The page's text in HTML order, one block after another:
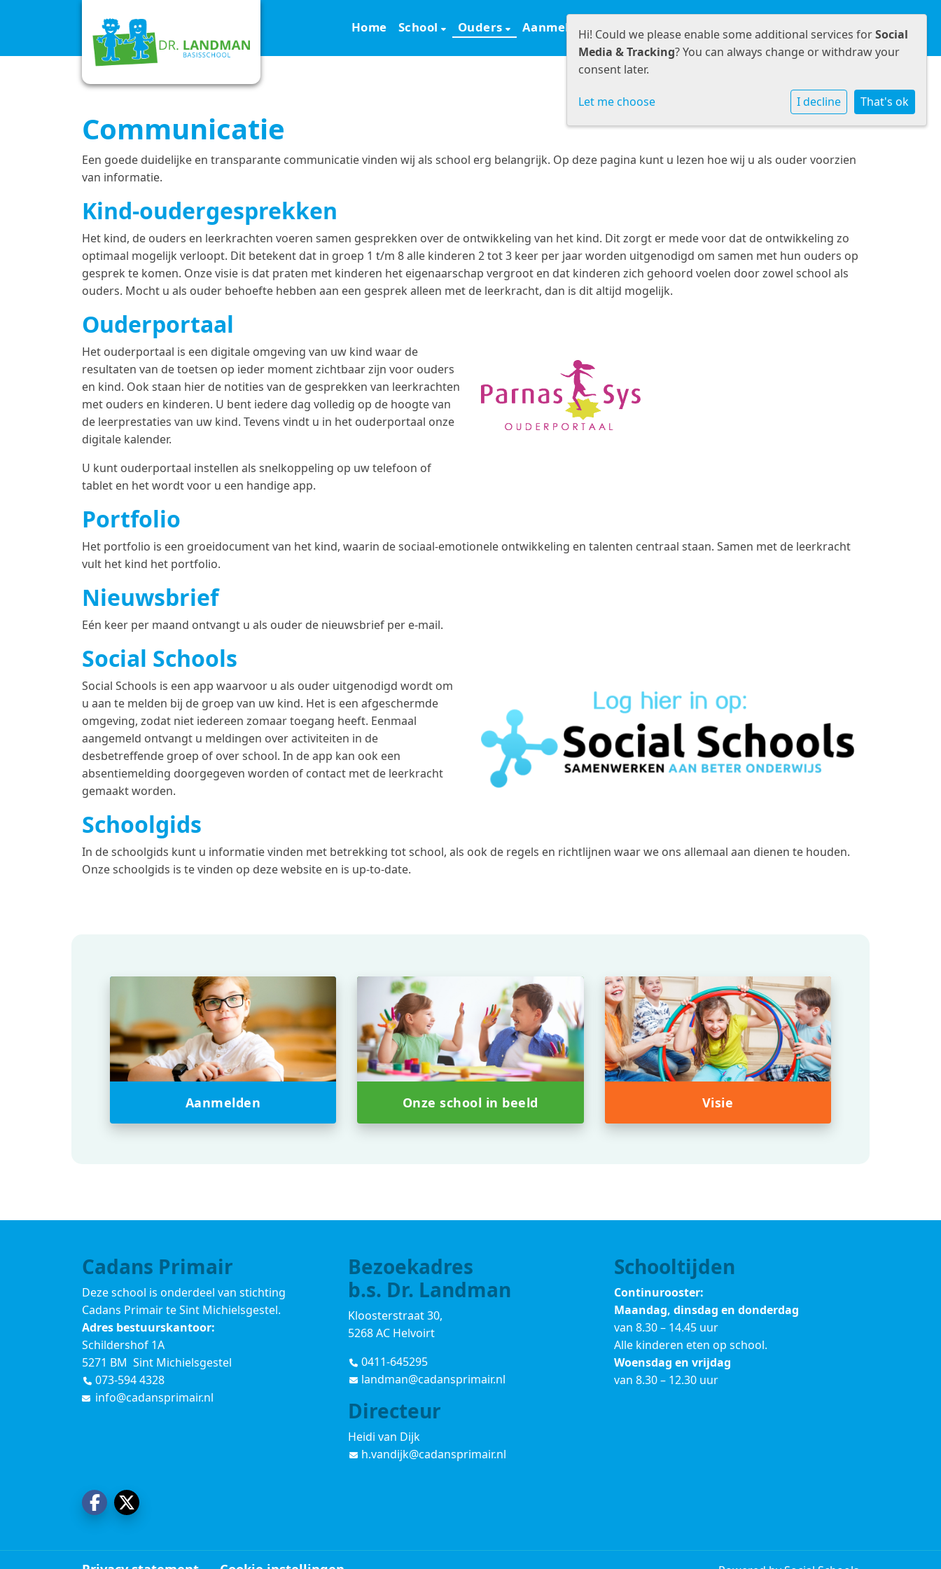
Home School Ouders Aanmelden Samenwerken Informatie Contact
Communicatie
Een goede duidelijke en transparante communicatie vinden wij als school erg belangrijk. Op deze pagina kunt u lezen hoe wij u als ouder voorzien
van informatie.
Kind-oudergesprekken
Het kind, de ouders en leerkrachten voeren samen gesprekken over de ontwikkeling van het kind. Dit zorgt er mede voor dat de ontwikkeling zo
optimaal mogelijk verloopt. Dit betekent dat in groep 1 t/m 8 alle kinderen 2 tot 3 keer per jaar worden uitgenodigd om samen met hun ouders op
gesprek te komen. Onze visie is dat praten met kinderen het eigenaarschap vergroot en dat kinderen zich gehoord voelen door zowel school als
ouders. Mocht u als ouder behoefte hebben aan een gesprek alleen met de leerkracht, dan is dit altijd mogelijk.
Ouderportaal
Het ouderportaal is een digitale omgeving van uw kind waar de
resultaten van de toetsen op ieder moment zichtbaar zijn voor ouders
en kind. Ook staan hier de notities van de gesprekken van leerkrachten
met ouders en kinderen. U bent iedere dag volledig op de hoogte van
de leerprestaties van uw kind. Tevens vindt u in het ouderportaal onze
digitale kalender.
U kunt ouderportaal instellen als snelkoppeling op uw telefoon of
tablet en het wordt voor u een handige app.
Portfolio
Het portfolio is een groeidocument van het kind, waarin de sociaal-emotionele ontwikkeling en talenten centraal staan. Samen met de leerkracht
vult het kind het portfolio.
Nieuwsbrief
Eén keer per maand ontvangt u als ouder de nieuwsbrief per e-mail.
Social Schools
Social Schools is een app waarvoor u als ouder uitgenodigd wordt om
u aan te melden bij de groep van uw kind. Het is een afgeschermde
omgeving, zodat niet iedereen zomaar toegang heeft. Eenmaal
aangemeld ontvangt u meldingen over activiteiten in de
desbetreffende groep of over school. In de app kan ook een
absentiemelding doorgegeven worden of contact met de leerkracht
gemaakt worden.
Schoolgids
In de schoolgids kunt u informatie vinden met betrekking tot school, als ook de regels en richtlijnen waar we ons allemaal aan dienen te houden.
Onze schoolgids is te vinden op deze website en is up-to-date.
Aanmelden Onze school in beeld Visie
Cadans Primair
Deze school is onderdeel van stichting
Cadans Primairte Sint Michielsgestel.
Adres bestuurskantoor:
Schildershof 1A
5271 BM Sint Michielsgestel
073-594 4328
info@cadansprimair.nl
Bezoekadres
b.s. Dr. Landman
Kloosterstraat 30,
5268 AC Helvoirt
0411-645295
landman@cadansprimair.nl
Directeur
Heidi van Dijk
h.vandijk@cadansprimair.nl
Schooltijden
Continurooster:
Maandag, dinsdag en donderdag
van 8.30 – 14.45 uur
Alle kinderen eten op school.
Woensdag en vrijdag
van 8.30 – 12.30 uur
Hi! Could we please enable some additional services forSocial
Media & Tracking? You can always change or withdraw your
consent later.
Let me choose I decline That's ok